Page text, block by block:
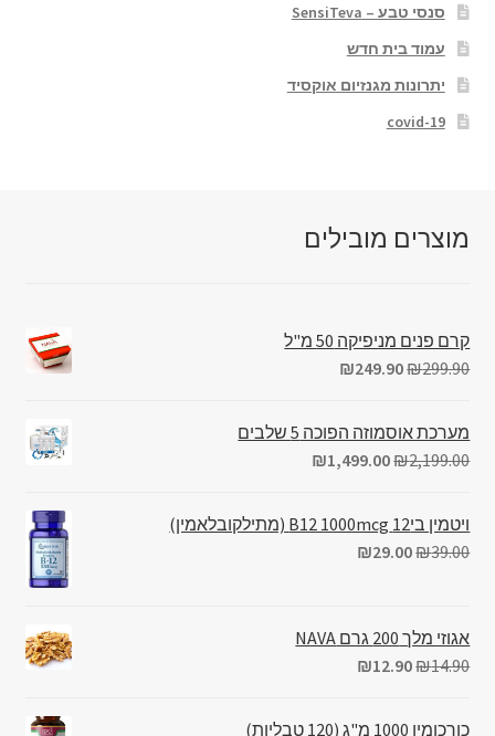
סנסי טבע – SensiTeva
עמוד בית חדש
יתרונות מגנזיום אוקסיד
covid-19
מוצרים מובילים
קרם פנים מניפיקה 50 מ"ל
₪299.90
₪249.90
מערכת אוסמוזה הפוכה 5 שלבים
₪2,199.00
₪1,499.00
ויטמין בי12 B12 1000mcg (מתילקובלאמין)
₪39.00
₪29.00
אגוזי מלך 200 גרם NAVA
₪14.90
₪12.90
כורכומין 1000 מ"ג (120 טבליות)